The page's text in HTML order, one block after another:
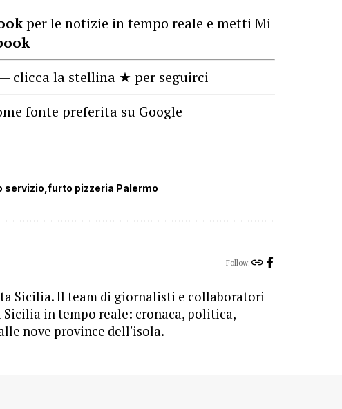
per le notizie in tempo reale e metti Mi
— clicca la stellina ★ per seguirci
fonte preferita su Google
servizio furto pizzeria Palermo
Follow:
Sicilia. Il team di giornalisti e collaboratori
in tempo reale: cronaca, politica,
nove province dell'isola.